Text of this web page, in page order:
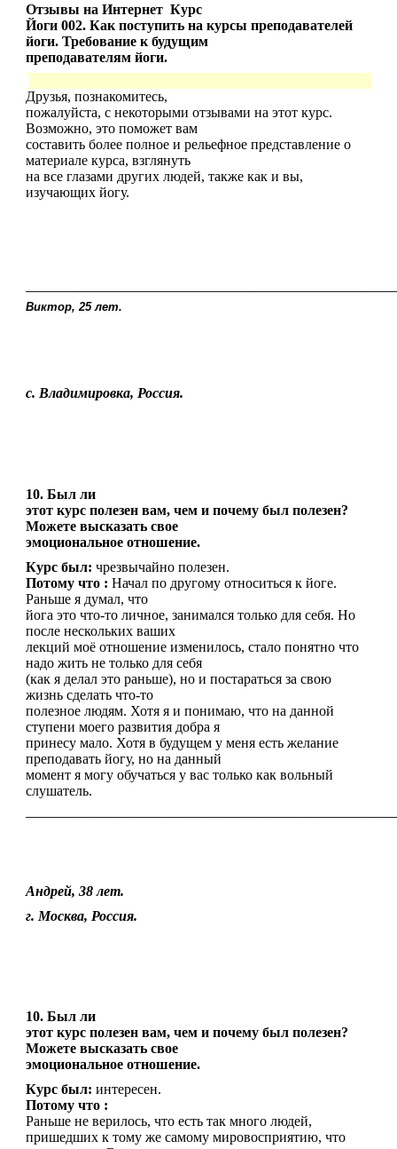
Отзывы на Интернет Курс
Йоги 002. Как поступить на курсы преподавателей
йоги. Требование к будущим
преподавателям йоги.
Друзья, познакомитесь,
пожалуйста, с некоторыми отзывами на этот курс.
Возможно, это поможет вам
составить более полное и рельефное представление о
материале курса, взглянуть
на все глазами других людей, также как и вы,
изучающих йогу.
Виктор, 25 лет.
с. Владимировка, Россия.
10. Был ли
этот курс полезен вам, чем и почему был полезен?
Можете высказать свое
эмоциональное отношение.
Курс был: чрезвычайно полезен.
Потому что : Начал по другому относиться к йоге.
Раньше я думал, что
йога это что-то личное, занимался только для себя. Но
после нескольких ваших
лекций моё отношение изменилось, стало понятно что
надо жить не только для себя
(как я делал это раньше), но и постараться за свою
жизнь сделать что-то
полезное людям. Хотя я и понимаю, что на данной
ступени моего развития добра я
принесу мало. Хотя в будущем у меня есть желание
преподавать йогу, но на данный
момент я могу обучаться у вас только как вольный
слушатель.
Андрей, 38 лет.
г. Москва, Россия.
10. Был ли
этот курс полезен вам, чем и почему был полезен?
Можете высказать свое
эмоциональное отношение.
Курс был: интересен.
Потому что :
Раньше не верилось, что есть так много людей,
пришедших к тому же самому мировосприятию, что